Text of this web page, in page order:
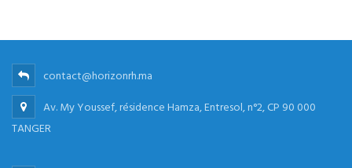
contact@horizonrh.ma
Av. My Youssef, résidence Hamza, Entresol, n°2, CP 90 000
TANGER